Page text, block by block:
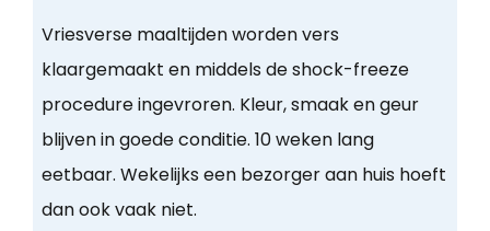
Vriesverse maaltijden worden vers
klaargemaakt en middels de shock-freeze
procedure ingevroren. Kleur, smaak en geur
blijven in goede conditie. 10 weken lang
eetbaar. Wekelijks een bezorger aan huis hoeft
dan ook vaak niet.